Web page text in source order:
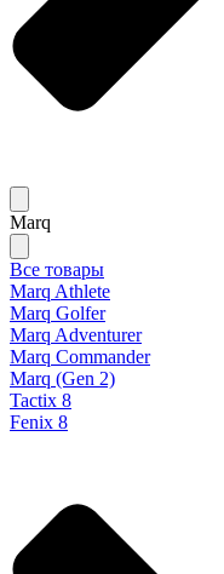
Marq
Все товары
Marq Athlete
Marq Golfer
Marq Adventurer
Marq Commander
Marq (Gen 2)
Tactix 8
Fenix 8